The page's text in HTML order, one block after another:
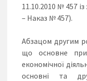
11.10.2010 № 457
– Наказ № 457).
Абзацом другим
що основне
економічної
основні та